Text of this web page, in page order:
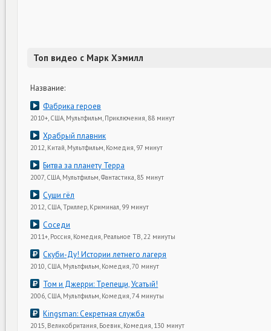
Топ видео с Марк Хэмилл
Название:
Фабрика героев
2010+, США, Мультфильм, Приключения, 88 минут
Храбрый плавник
2012, Китай, Мультфильм, Комедия, 97 минут
Битва за планету Терра
2007, США, Мультфильм, Фантастика, 85 минут
Суши гёл
2012, США, Триллер, Криминал, 99 минут
Соседи
2011+, Россия, Комедия, Реальное ТВ, 22 минуты
Скуби-Ду! Истории летнего лагеря
2010, США, Мультфильм, Комедия, 70 минут
Том и Джерри: Трепещи, Усатый!
2006, США, Мультфильм, Комедия, 74 минуты
Kingsman: Секретная служба
2015, Великобритания, Боевик, Комедия, 130 минут